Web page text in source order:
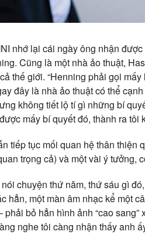
nhớ lại cái ngày ông nhận
Cũng là một nhà ảo thuật,
thế giới. “Henning phải gọi
đây là nhà ảo thuật có thể
không tiết lộ tí gì những bí
mấy bí quyết đó, thành ra
tiếp tục mối quan hệ thân thiện
trọng cả) và một vài ý tưởng,
chuyện thứ năm, thứ sáu gì
hẳn, một màn âm nhạc kể một
phải bỏ hẳn hình ảnh “cao
nghe tôi càng nhận thấy anh